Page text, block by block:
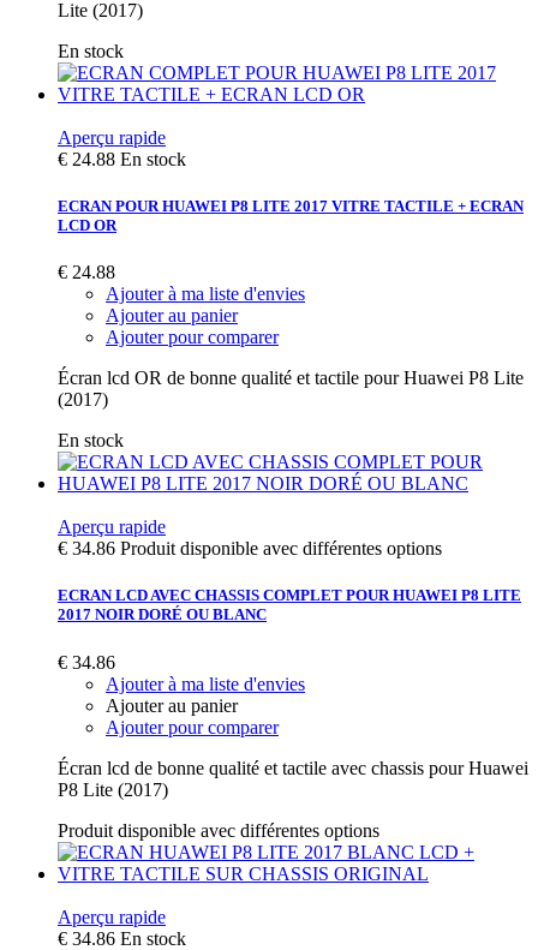
Lite (2017)
En stock
Aperçu rapide
€ 24.88 En stock
ECRAN POUR HUAWEI P8 LITE 2017 VITRE TACTILE + ECRAN
LCD OR
€ 24.88
Ajouter à ma liste d'envies
Ajouter au panier
Ajouter pour comparer
Écran lcd OR de bonne qualité et tactile pour Huawei P8 Lite
(2017)
En stock
Aperçu rapide
€ 34.86 Produit disponible avec différentes options
ECRAN LCD AVEC CHASSIS COMPLET POUR HUAWEI P8 LITE
2017 NOIR DORÉ OU BLANC
€ 34.86
Ajouter à ma liste d'envies
Ajouter au panier
Ajouter pour comparer
Écran lcd de bonne qualité et tactile avec chassis pour Huawei
P8 Lite (2017)
Produit disponible avec différentes options
Aperçu rapide
€ 34.86 En stock